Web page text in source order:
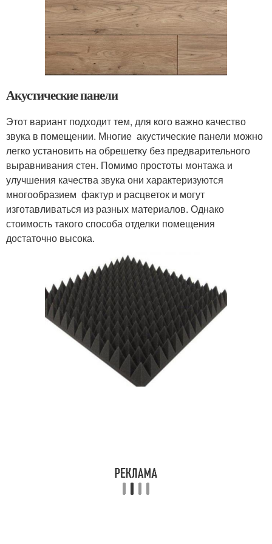
Акустические панели
Этот вариант подходит тем, для кого важно качество
звука в помещении. Многие акустические панели можно
легко установить на обрешетку без предварительного
выравнивания стен. Помимо простоты монтажа и
улучшения качества звука они характеризуются
многообразием фактур и расцветок и могут
изготавливаться из разных материалов. Однако
стоимость такого способа отделки помещения
достаточно высока.